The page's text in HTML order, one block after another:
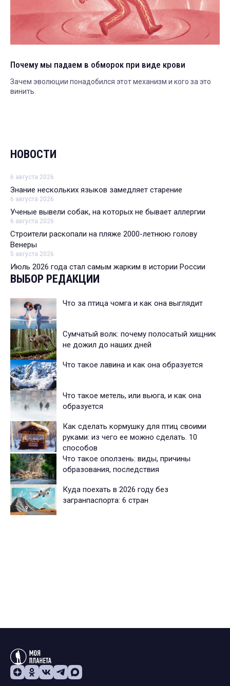
Почему мы падаем в обморок при виде крови
Зачем эволюции понадобился этот механизм и кого за это
винить.
НОВОСТИ
6 августа 2026
Знание нескольких языков замедляет старение
6 августа 2026
Ученые вывели собак, на которых не бывает аллергии
6 августа 2026
Строители раскопали на пляже 2000-летнюю голову
Венеры
5 августа 2026
Июль 2026 года стал самым жарким в истории России
ВЫБОР РЕДАКЦИИ
Что за птица чомга и как она выглядит
Сумчатый волк: почему полосатый хищник
не дожил до наших дней
Что такое лавина и как она образуется
Что такое метель, или вьюга, и как она
образуется
Как сделать кормушку для птиц своими
руками: из чего ее можно сделать. 10
способов
Что такое оползень: виды, причины
образования, последствия
Куда поехать в 2026 году без
загранпаспорта: 6 стран